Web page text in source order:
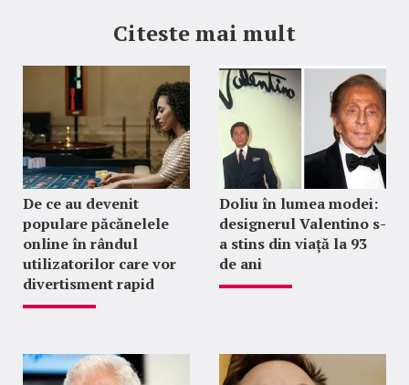
Citeste mai mult
De ce au devenit
populare păcănelele
online în rândul
utilizatorilor care vor
divertisment rapid
Doliu în lumea modei:
designerul Valentino s-
a stins din viață la 93
de ani